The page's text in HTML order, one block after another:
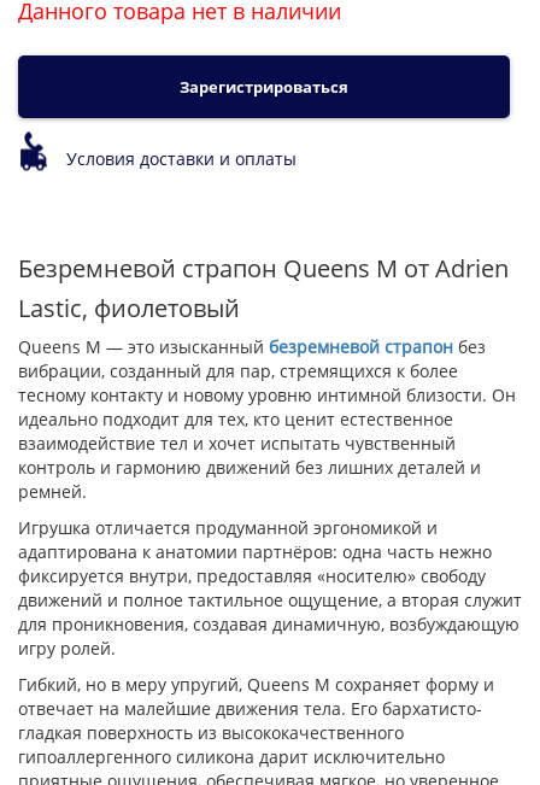
Данного товара нет в наличии
Зарегистрироваться
Условия доставки и оплаты
Безремневой страпон Queens M от Adrien
Lastic, фиолетовый
Queens M — это изысканный безремневой страпон без
вибрации, созданный для пар, стремящихся к более
тесному контакту и новому уровню интимной близости. Он
идеально подходит для тех, кто ценит естественное
взаимодействие тел и хочет испытать чувственный
контроль и гармонию движений без лишних деталей и
ремней.
Игрушка отличается продуманной эргономикой и
адаптирована к анатомии партнёров: одна часть нежно
фиксируется внутри, предоставляя «носителю» свободу
движений и полное тактильное ощущение, а вторая служит
для проникновения, создавая динамичную, возбуждающую
игру ролей.
Гибкий, но в меру упругий, Queens M сохраняет форму и
отвечает на малейшие движения тела. Его бархатисто-
гладкая поверхность из высококачественного
гипоаллергенного силикона дарит исключительно